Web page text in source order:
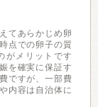
てあらかじめ卵
点での卵子の質
がメリットです
を確実に保証す
ですが、一部費
内容は自治体に